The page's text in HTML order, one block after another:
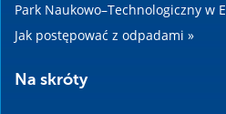
Park Naukowo–Technologiczny w
Jak postępować z odpadami »
Na skróty